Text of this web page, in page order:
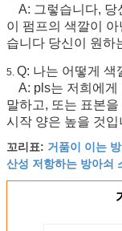
A: 그렇습니다, 당
이 펌프의 색깔이
습니다 당신이 원하
5. Q: 나는 어떻게 색
A: pls는 저희에게
말하고, 또는 표본
시작 양은 높을 것입
꼬리표: 거품이 이는
산성 저항하는 방아쇠